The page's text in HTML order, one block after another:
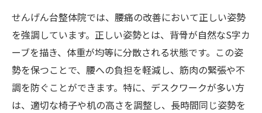
せんげん台整体院では、腰痛の改善において正しい姿勢
を強調しています。正しい姿勢とは、背骨が自然なS字カ
ーブを描き、体重が均等に分散される状態です。この姿
勢を保つことで、腰への負担を軽減し、筋肉の緊張や不
調を防ぐことができます。特に、デスクワークが多い方
は、適切な椅子や机の高さを調整し、長時間同じ姿勢を